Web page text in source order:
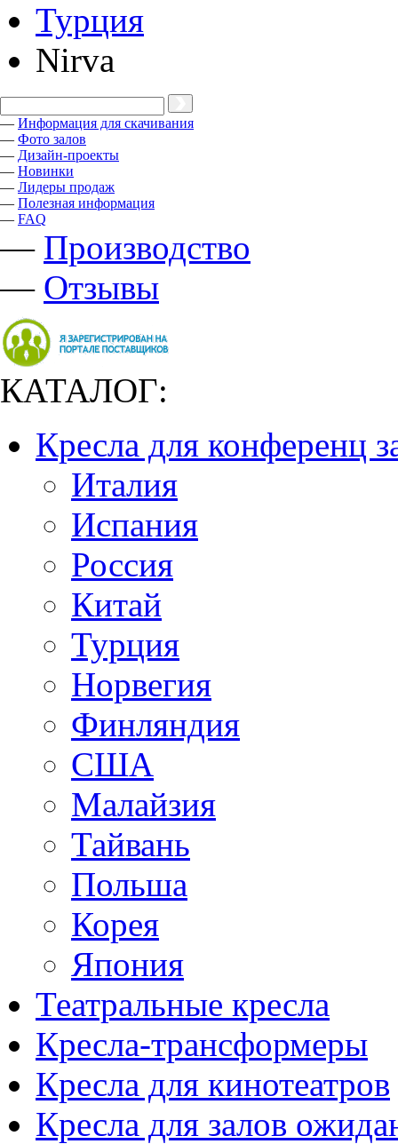
Турция
Nirva
— Информация для скачивания
— Фото залов
— Дизайн-проекты
— Новинки
— Лидеры продаж
— Полезная информация
— FAQ
— Производство
— Отзывы
КАТАЛОГ:
Кресла для конференц
Италия
Испания
Россия
Китай
Турция
Норвегия
Финляндия
США
Малайзия
Тайвань
Польша
Корея
Япония
Театральные кресла
Кресла-трансформеры
Кресла для кинотеатров
Кресла для залов